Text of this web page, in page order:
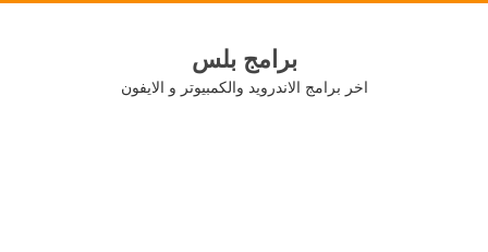
برامج بلس
اخر برامج الاندرويد والكمبيوتر و الايفون